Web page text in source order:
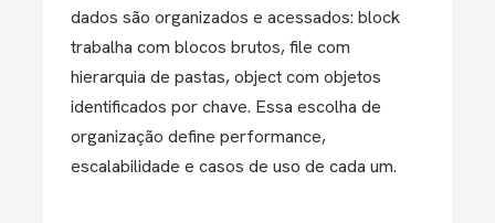
dados são organizados e acessados: block
trabalha com blocos brutos, file com
hierarquia de pastas, object com objetos
identificados por chave. Essa escolha de
organização define performance,
escalabilidade e casos de uso de cada um.